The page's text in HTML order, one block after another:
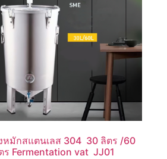
หมักสแตนเลส 304 30 ลิตร /60
ร Fermentation vat JJ01